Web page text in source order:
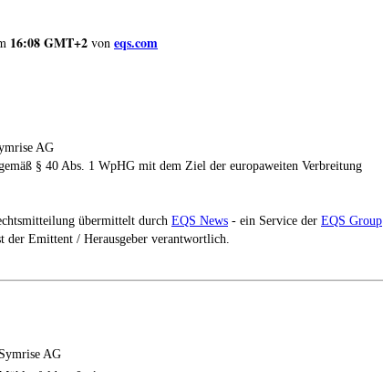
16:08 GMT+2 von eqs.com
AG
§ 40 Abs. 1 WpHG mit dem Ziel der europaweiten Verbreitung
übermittelt durch EQS News - ein Service der EQS Group
Emittent / Herausgeber verantwortlich.
Symrise AG